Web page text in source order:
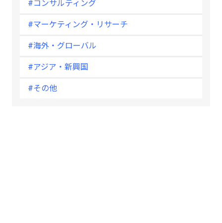
#コンサルティング
#マーケティング・リサーチ
#海外・グローバル
#アジア・新興国
#その他